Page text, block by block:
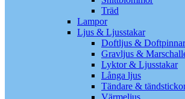
Träd
Lampor
Ljus & Ljusstakar
Doftljus & Doftpinnar
Gravljus &
Lyktor & Ljusstakar
Långa ljus
Tändare &
Värmeljus